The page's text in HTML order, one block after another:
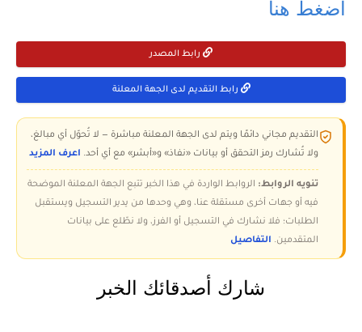
اضغط هنا
رابط المصدر
رابط التقديم لدى الجهة المعلنة
التقديم مجاني دائمًا ويتم لدى الجهة المعلنة مباشرة — لا تُحوّل أي مبالغ،
ولا تُشارك رمز التحقق أو بيانات «نفاذ» و«أبشر» مع أي أحد. اعرف المزيد
تنويه الروابط: الروابط الواردة في هذا الخبر تتبع الجهة المعلنة الموضحة
فيه أو جهات أخرى مستقلة عنا، وهي وحدها من يدير التسجيل ويستقبل
الطلبات؛ فلا نشارك في التسجيل أو الفرز، ولا نطّلع على بيانات
المتقدمين. التفاصيل
شارك أصدقائك الخبر